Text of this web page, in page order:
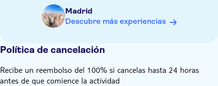
Madrid
Descubre más experiencias
Política de cancelación
Recibe un reembolso del 100% si cancelas hasta 24 horas
antes de que comience la actividad